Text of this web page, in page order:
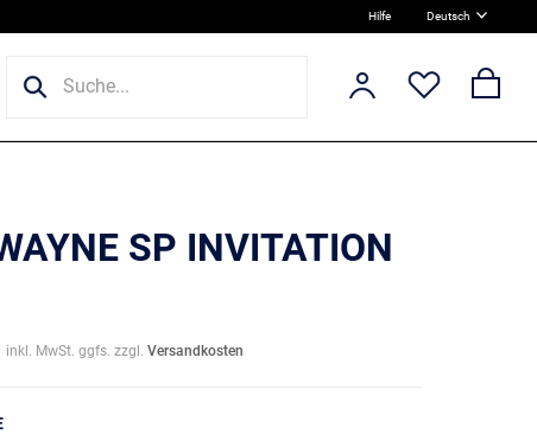
Hilfe Deutsch
SP INVITATION
inkl. MwSt. ggfs. zzgl. Versandkosten